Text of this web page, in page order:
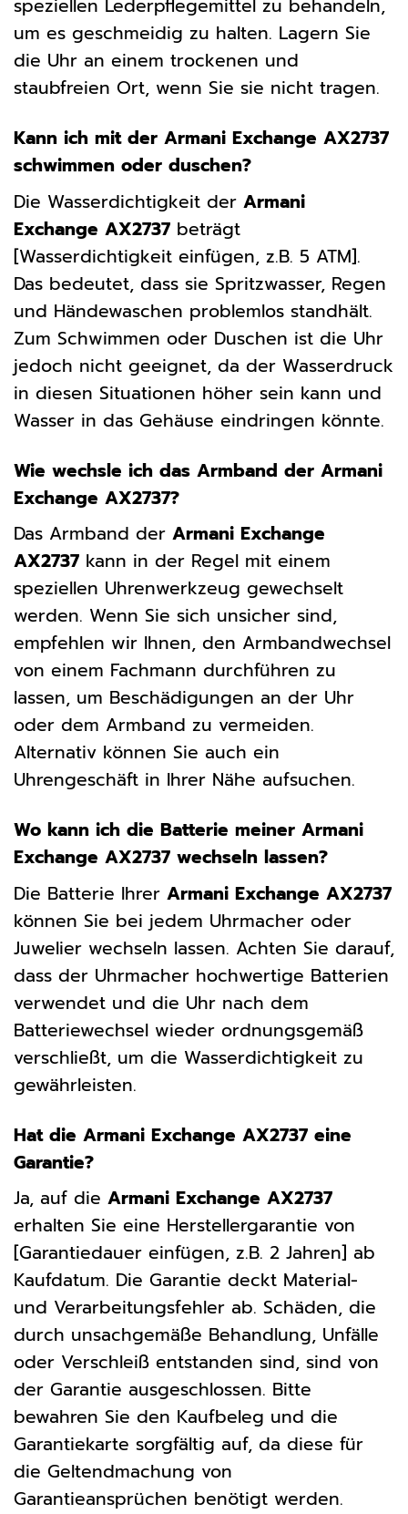
speziellen Lederpflegemittel zu behandeln,
um es geschmeidig zu halten. Lagern Sie
die Uhr an einem trockenen und
staubfreien Ort, wenn Sie sie nicht tragen.
Kann ich mit der Armani Exchange AX2737
schwimmen oder duschen?
Die Wasserdichtigkeit der Armani
Exchange AX2737 beträgt
[Wasserdichtigkeit einfügen, z.B. 5 ATM].
Das bedeutet, dass sie Spritzwasser, Regen
und Händewaschen problemlos standhält.
Zum Schwimmen oder Duschen ist die Uhr
jedoch nicht geeignet, da der Wasserdruck
in diesen Situationen höher sein kann und
Wasser in das Gehäuse eindringen könnte.
Wie wechsle ich das Armband der Armani
Exchange AX2737?
Das Armband der Armani Exchange
AX2737 kann in der Regel mit einem
speziellen Uhrenwerkzeug gewechselt
werden. Wenn Sie sich unsicher sind,
empfehlen wir Ihnen, den Armbandwechsel
von einem Fachmann durchführen zu
lassen, um Beschädigungen an der Uhr
oder dem Armband zu vermeiden.
Alternativ können Sie auch ein
Uhrengeschäft in Ihrer Nähe aufsuchen.
Wo kann ich die Batterie meiner Armani
Exchange AX2737 wechseln lassen?
Die Batterie Ihrer Armani Exchange AX2737
können Sie bei jedem Uhrmacher oder
Juwelier wechseln lassen. Achten Sie darauf,
dass der Uhrmacher hochwertige Batterien
verwendet und die Uhr nach dem
Batteriewechsel wieder ordnungsgemäß
verschließt, um die Wasserdichtigkeit zu
gewährleisten.
Hat die Armani Exchange AX2737 eine
Garantie?
Ja, auf die Armani Exchange AX2737
erhalten Sie eine Herstellergarantie von
[Garantiedauer einfügen, z.B. 2 Jahren] ab
Kaufdatum. Die Garantie deckt Material-
und Verarbeitungsfehler ab. Schäden, die
durch unsachgemäße Behandlung, Unfälle
oder Verschleiß entstanden sind, sind von
der Garantie ausgeschlossen. Bitte
bewahren Sie den Kaufbeleg und die
Garantiekarte sorgfältig auf, da diese für
die Geltendmachung von
Garantieansprüchen benötigt werden.